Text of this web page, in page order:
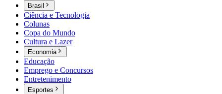
Brasil
Ciência e Tecnologia
Colunas
Copa do Mundo
Cultura e Lazer
Economia
Educação
Emprego e Concursos
Entretenimento
Esportes